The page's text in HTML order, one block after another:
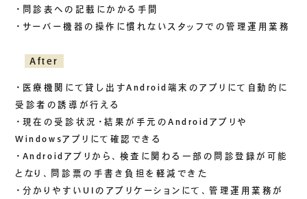
組織図
沿革
DX推進
ACCESS
アクセス
CONTACT
・問診表への記載にかかる手間
・サーバー機器の操作に慣れないスタッフでの管理運用業務
After
・医療機関にて貸し出すAndroid端末のアプリにて自動的に
受診者の誘導が行える
・現在の受診状況・結果が手元のAndroidアプリや
Windowsアプリにて確認できる
・Androidアプリから、検査に関わる一部の問診登録が可能
となり、問診票の手書き負担を軽減できた
・分かりやすいUIのアプリケーションにて、管理運用業務が